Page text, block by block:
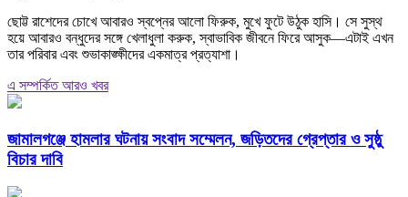
ছোট্ট রাশেদের চোখে আবারও স্বপ্নের আলো ফিরুক, মুখে ফুটে উঠুক হাসি। সে সুস্থ
হয়ে আবারও বন্ধুদের সঙ্গে খেলাধুলা করুক, স্বাভাবিক জীবনে ফিরে আসুক—এটাই এখন
তার পরিবার এবং শুভাকাঙ্ক্ষীদের একমাত্র প্রত্যাশা।
এ সম্পর্কিত আরও খবর
জামালগঞ্জে হামলার ঘটনায় সংবাদ সম্মেলন, জড়িতদের গ্রেপ্তার ও সুষ্ঠু
বিচার দাবি